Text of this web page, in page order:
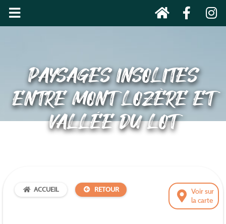
PAYSAGES INSOLITES
ENTRE MONT LOZÈRE ET
VALLÉE DU LOT
Voir sur
la carte
ACCUEIL RETOUR